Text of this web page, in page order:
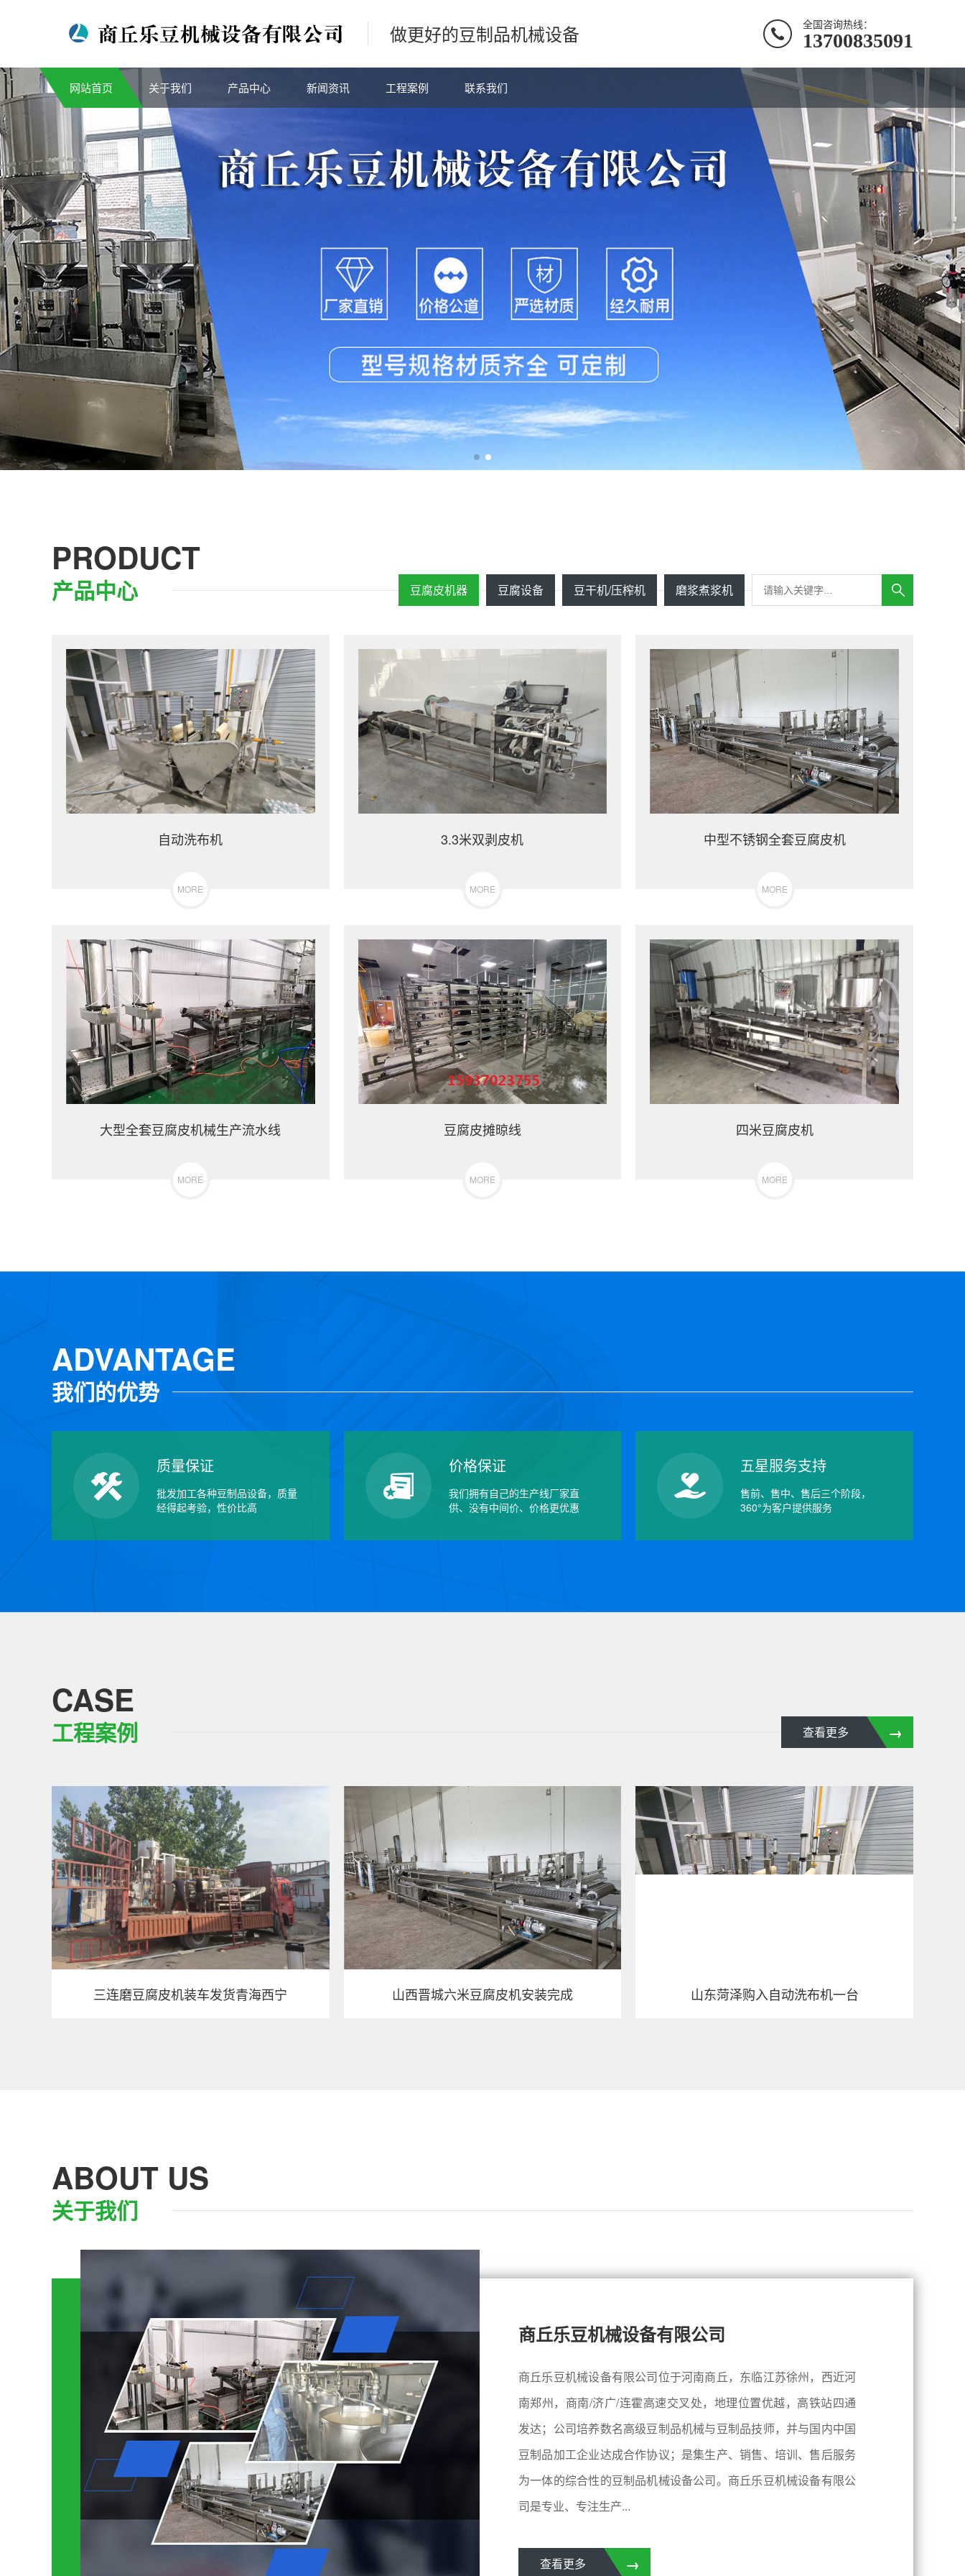
做更好的豆制品机械设备 全国咨询热线：
13700835091
网站首页 关于我们 产品中心 新闻资讯 工程案例 联系我们
PRODUCT
产品中心 豆腐皮机器 豆腐设备 豆干机/压榨机 磨浆煮浆机
自动洗布机
MORE
3.3米双剥皮机
MORE
中型不锈钢全套豆腐皮机
MORE
大型全套豆腐皮机械生产流水线
MORE
豆腐皮摊晾线
MORE
四米豆腐皮机
MORE
ADVANTAGE
我们的优势
质量保证
批发加工各种豆制品设备，质量
经得起考验，性价比高
价格保证
我们拥有自己的生产线厂家直
供、没有中间价、价格更优惠
五星服务支持
售前、售中、售后三个阶段，
360°为客户提供服务
CASE
工程案例 →
查看更多
三连磨豆腐皮机装车发货青海西宁 山西晋城六米豆腐皮机安装完成 山东菏泽购入自动洗布机一台
ABOUT US
关于我们
商丘乐豆机械设备有限公司
商丘乐豆机械设备有限公司位于河南商丘，东临江苏徐州，西近河
南郑州，商南/济广/连霍高速交叉处，地理位置优越，高铁站四通
发达；公司培养数名高级豆制品机械与豆制品技师，并与国内中国
豆制品加工企业达成合作协议；是集生产、销售、培训、售后服务
为一体的综合性的豆制品机械设备公司。商丘乐豆机械设备有限公
司是专业、专注生产...
→
查看更多